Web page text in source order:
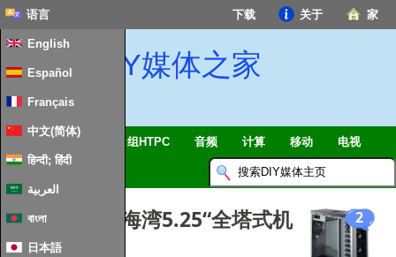
家
关于
下载
语言
English
Español
Français
中文(简体)
हिन्दी; हिंदी
العربية
বাংলা
日本語
DIY媒体之家
智能家居 & 物联网 组HTPC 音频 计算 移动 电视
2
对于搜索 12 海湾5.25“全塔式机
箱